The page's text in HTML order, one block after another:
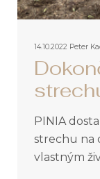
14.10.2022 Peter
PINIA
strechu na
vlastným